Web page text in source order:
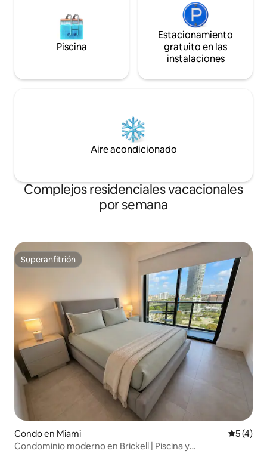
Piscina
Estacionamiento
gratuito en las
instalaciones
Aire acondicionado
Complejos residenciales vacacionales
por semana
Superanfitrión
Superanfitrión
Condo en Miami
5 (4)
Condominio moderno en Brickell | Piscina y